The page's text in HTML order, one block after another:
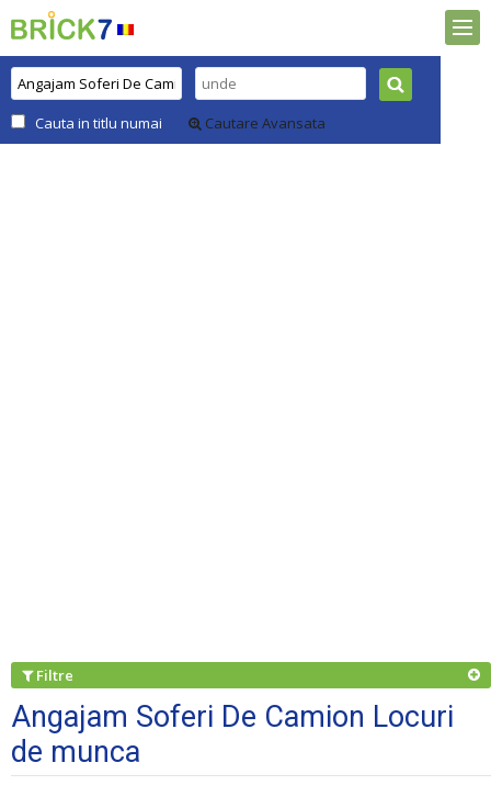
Cauta in titlu numai Cautare Avansata
Filtre
Angajam Soferi De Camion Locuri
de munca